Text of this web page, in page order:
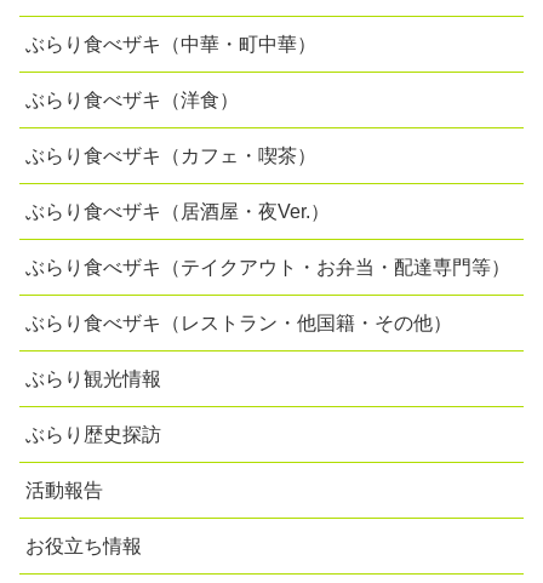
ぶらり食べザキ（中華・町中華）
ぶらり食べザキ（洋食）
ぶらり食べザキ（カフェ・喫茶）
ぶらり食べザキ（居酒屋・夜Ver.）
ぶらり食べザキ（テイクアウト・お弁当・配達専門等）
ぶらり食べザキ（レストラン・他国籍・その他）
ぶらり観光情報
ぶらり歴史探訪
活動報告
お役立ち情報